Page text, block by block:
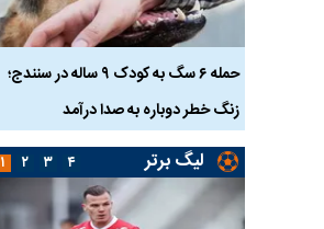
حمله ۶ سگ به کودک ۹ ساله در سنندج؛
زنگ خطر دوباره به صدا درآمد
لیگ برتر ۱ ۲ ۳ ۴